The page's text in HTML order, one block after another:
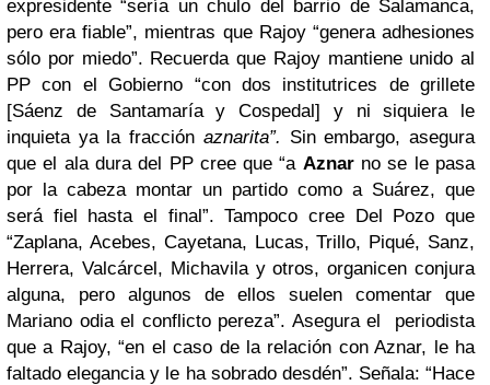
expresidente “sería un chulo del barrio de Salamanca,
pero era fiable”, mientras que Rajoy “genera adhesiones
sólo por miedo”. Recuerda que Rajoy mantiene unido al
PP con el Gobierno “con dos institutrices de grillete
[Sáenz de Santamaría y Cospedal] y ni siquiera le
inquieta ya la fracción aznarita”. Sin embargo, asegura
que el ala dura del PP cree que “a Aznarno se le pasa
por la cabeza montar un partido como a Suárez, que
será fiel hasta el final”. Tampoco cree Del Pozo que
“Zaplana, Acebes, Cayetana, Lucas, Trillo, Piqué, Sanz,
Herrera, Valcárcel, Michavila y otros, organicen conjura
alguna, pero algunos de ellos suelen comentar que
Mariano odia el conflicto pereza”. Asegura el
periodista
que a Rajoy, “en el caso de la relación con Aznar, le ha
faltado elegancia y le ha sobrado desdén”. Señala: “Hace